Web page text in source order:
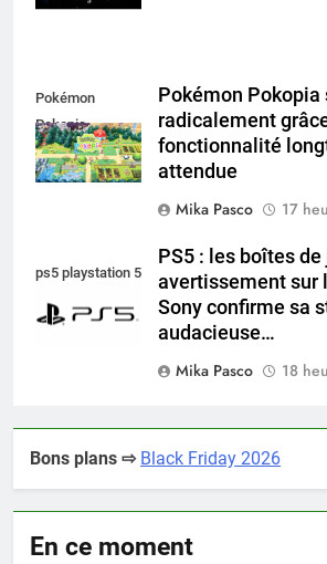
Pokémon
Pokopia
Pokémon
radicalement
fonctionnalité
attendue
Mika Pasco
17
ps5 playstation 5
PS5 : les boîtes
avertissement sur
Sony confirme sa
audacieuse…
Mika Pasco
18
Bons plans ⇨ Black Friday 2026
En ce moment